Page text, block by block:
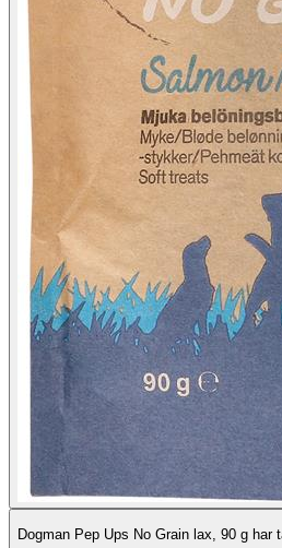
Dogman Pep Ups No Grain lax, 90 g har